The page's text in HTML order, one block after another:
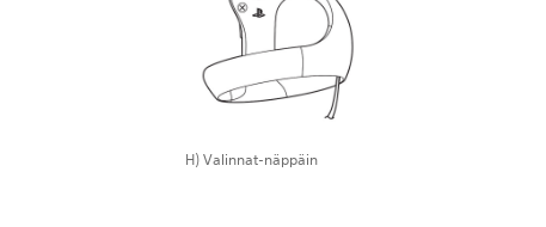
H) Valinnat-näppäin